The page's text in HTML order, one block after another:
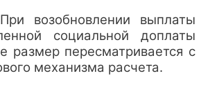
возобновлении выплаты
социальной доплаты
размер пересматривается с
механизма расчета.